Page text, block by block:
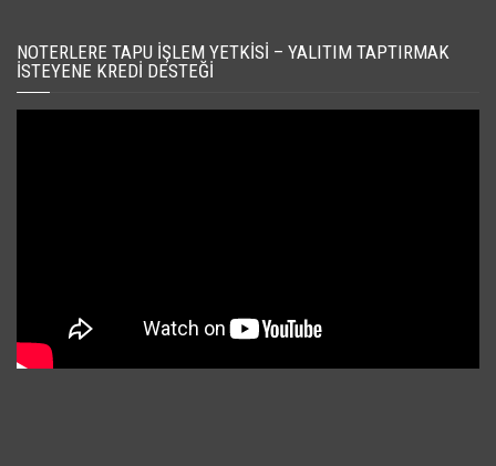
NOTERLERE TAPU İŞLEM YETKISI – YALITIM TAPTIRMAK
İSTEYENE KREDI DESTEĞI